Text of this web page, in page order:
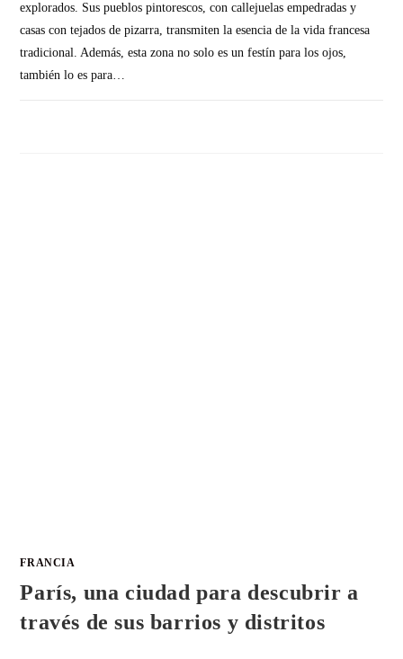
explorados. Sus pueblos pintorescos, con callejuelas empedradas y
casas con tejados de pizarra, transmiten la esencia de la vida francesa
tradicional. Además, esta zona no solo es un festín para los ojos,
también lo es para…
FRANCIA
París, una ciudad para descubrir a
través de sus barrios y distritos